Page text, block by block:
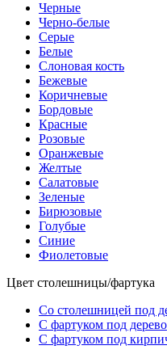
Черные
Черно-белые
Серые
Белые
Слоновая кость
Бежевые
Коричневые
Бордовые
Красные
Розовые
Оранжевые
Желтые
Салатовые
Зеленые
Бирюзовые
Голубые
Синие
Фиолетовые
Цвет столешницы/фартука
Со столешницей под
С фартуком под дерево
С фартуком под